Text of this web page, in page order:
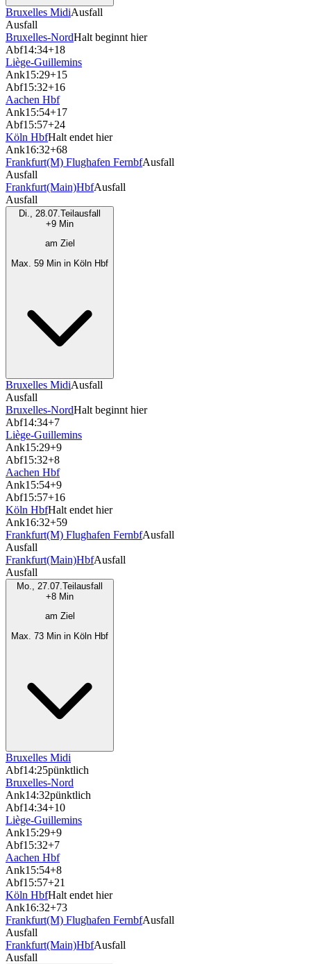
Bruxelles MidiAusfall
Ausfall
Bruxelles-NordHalt beginnt hier
Abf14:34+18
Liège-Guillemins
Ank15:29+15
Abf15:32+16
Aachen Hbf
Ank15:54+17
Abf15:57+24
Köln HbfHalt endet hier
Ank16:32+68
Frankfurt(M) Flughafen FernbfAusfall
Ausfall
Frankfurt(Main)HbfAusfall
Ausfall
Di., 28.07. Teilausfall
+9 Min
am Ziel
Max. 59 Min in Köln Hbf
Bruxelles MidiAusfall
Ausfall
Bruxelles-NordHalt beginnt hier
Abf14:34+7
Liège-Guillemins
Ank15:29+9
Abf15:32+8
Aachen Hbf
Ank15:54+9
Abf15:57+16
Köln HbfHalt endet hier
Ank16:32+59
Frankfurt(M) Flughafen FernbfAusfall
Ausfall
Frankfurt(Main)HbfAusfall
Ausfall
Mo., 27.07. Teilausfall
+8 Min
am Ziel
Max. 73 Min in Köln Hbf
Bruxelles Midi
Abf14:25pünktlich
Bruxelles-Nord
Ank14:32pünktlich
Abf14:34+10
Liège-Guillemins
Ank15:29+9
Abf15:32+7
Aachen Hbf
Ank15:54+8
Abf15:57+21
Köln HbfHalt endet hier
Ank16:32+73
Frankfurt(M) Flughafen FernbfAusfall
Ausfall
Frankfurt(Main)HbfAusfall
Ausfall